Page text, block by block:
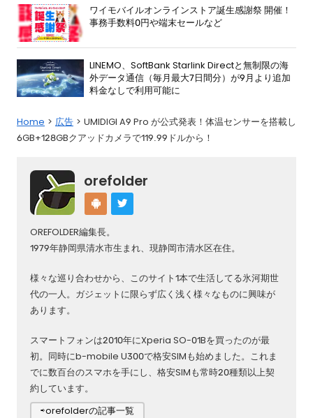
ワイモバイルオンラインストア誕生感謝祭 開催！
事務手数料0円や端末セールなど
LINEMO、SoftBank Starlink Directと無制限の海
外データ通信（毎月最大7日間分）が9月より追加
料金なしで利用可能に
Home 広告
UMIDIGI A9 Pro が公式発表！体温センサーを搭載し
6GB+128GBクアッドカメラで119.99ドルから！
orefolder
OREFOLDER編集長。
1979年静岡県清水市生まれ、現静岡市清水区在住。
様々な巡り合わせから、このサイト1本で生活してる氷河期世
代の一人。ガジェットに限らず広く浅く様々なものに興味が
あります。
スマートフォンは2010年にXperia SO-01Bを買ったのが最
初。同時にb-mobile U300で格安SIMも始めました。これま
でに数百台のスマホを手にし、格安SIMも常時20種類以上契
約しています。
⇨orefolderの記事一覧